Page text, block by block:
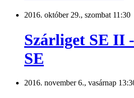
2016. október 29., szombat 11:30
Szárliget SE II
SE
2016. november 6., vasárnap